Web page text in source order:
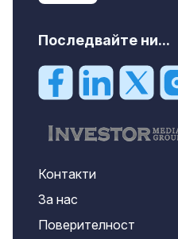
Последвайте ни...
Контакти
За нас
Поверителност